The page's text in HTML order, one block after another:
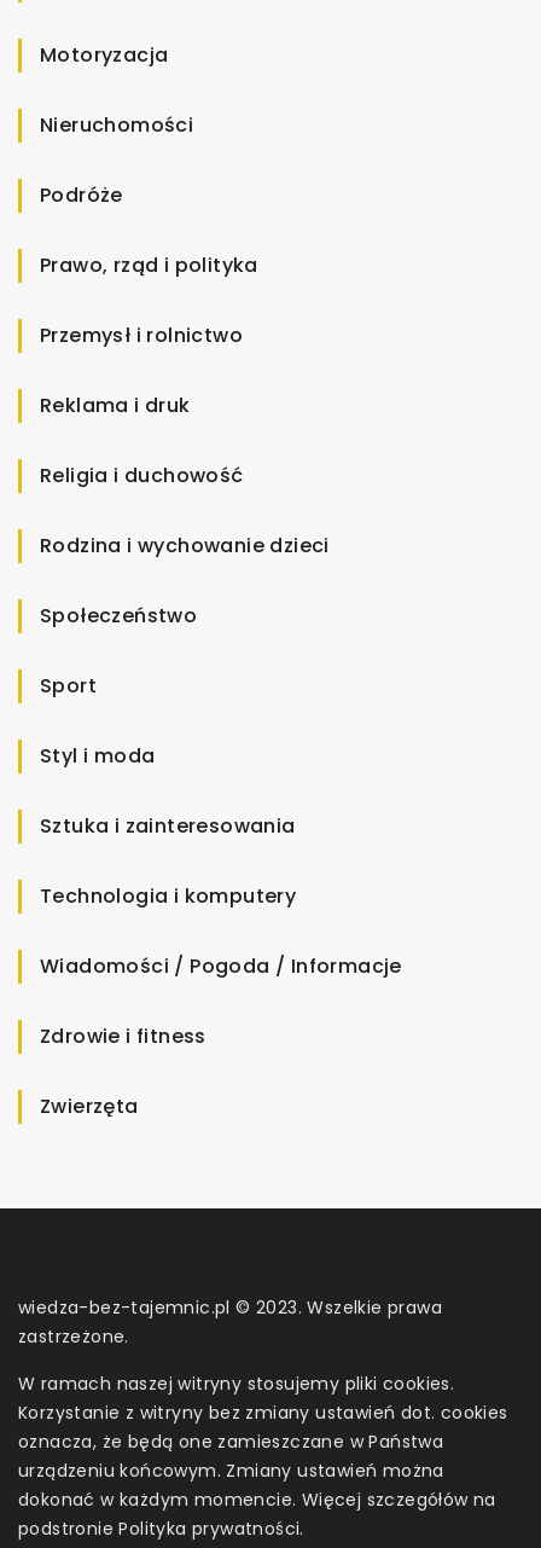
Motoryzacja
Nieruchomości
Podróże
Prawo, rząd i polityka
Przemysł i rolnictwo
Reklama i druk
Religia i duchowość
Rodzina i wychowanie dzieci
Społeczeństwo
Sport
Styl i moda
Sztuka i zainteresowania
Technologia i komputery
Wiadomości / Pogoda / Informacje
Zdrowie i fitness
Zwierzęta
wiedza-bez-tajemnic.pl © 2023. Wszelkie prawa
zastrzeżone.
W ramach naszej witryny stosujemy pliki cookies.
Korzystanie z witryny bez zmiany ustawień dot. cookies
oznacza, że będą one zamieszczane w Państwa
urządzeniu końcowym. Zmiany ustawień można
dokonać w każdym momencie. Więcej szczegółów na
podstroniePolityka prywatności.